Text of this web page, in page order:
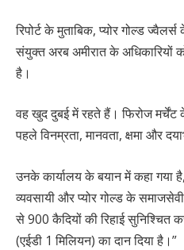
रिपोर्ट के मुताबिक, प्योर गोल्ड
संयुक्त अरब अमीरात के अधिकारियों
है।
वह खुद दुबई में रहते हैं। फिरोज
पहले विनम्रता, मानवता, क्षमा और
उनके कार्यालय के बयान में कहा गया
व्यवसायी और प्योर गोल्ड के
से 900 कैदियों की रिहाई सुनिश्चित
(एईडी 1 मिलियन) का दान दिया है।”